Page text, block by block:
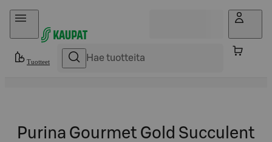
Hyppää sisältöön
Tuotteet
Purina Gourmet Gold Succulent